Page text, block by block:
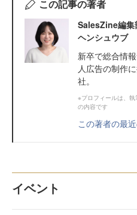
この記事の著者
SalesZine編
ヘンシュウブ
新卒で総合情
人広告の制作
社。
※プロフィールは、
の内容です
この著者の最
イベント